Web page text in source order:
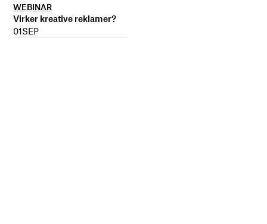
WEBINAR
Virker kreative reklamer?
01SEP